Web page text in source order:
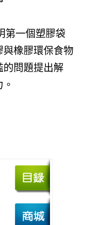
第一個塑膠袋
與橡膠環保食物
的問題提出解